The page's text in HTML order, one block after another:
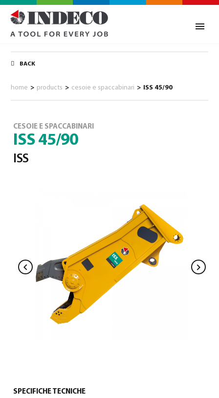
Italiano(Italiano
BACK
home > products > cesoie e spaccabinari > ISS 45/90
CESOIE E SPACCABINARI
ISS 45/90
ISS
SPECIFICHE TECNICHE